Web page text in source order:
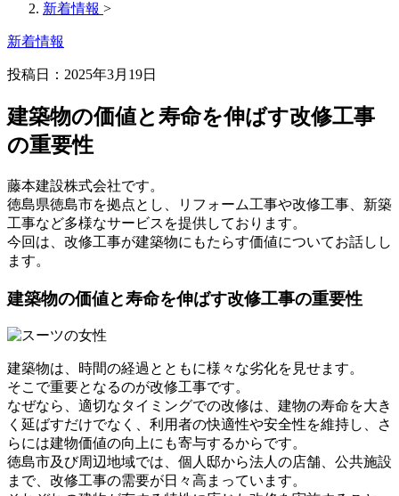
新着情報 >
新着情報
投稿日：2025年3月19日
建築物の価値と寿命を伸ばす改修工事
の重要性
藤本建設株式会社です。
徳島県徳島市を拠点とし、リフォーム工事や改修工事、新築
工事など多様なサービスを提供しております。
今回は、改修工事が建築物にもたらす価値についてお話しし
ます。
建築物の価値と寿命を伸ばす改修工事の重要性
建築物は、時間の経過とともに様々な劣化を見せます。
そこで重要となるのが改修工事です。
なぜなら、適切なタイミングでの改修は、建物の寿命を大き
く延ばすだけでなく、利用者の快適性や安全性を維持し、さ
らには建物価値の向上にも寄与するからです。
徳島市及び周辺地域では、個人邸から法人の店舗、公共施設
まで、改修工事の需要が日々高まっています。